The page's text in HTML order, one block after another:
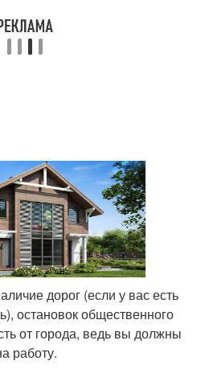
дорог (если у вас есть
остановок общественного
от города, ведь вы должны
работу.